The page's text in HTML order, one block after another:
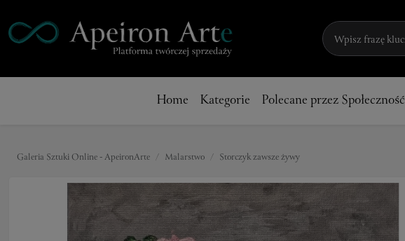
Home Kategorie Polecane przez Społeczność
Galeria Sztuki Online - ApeironArte Malarstwo Storczyk zawsze żywy